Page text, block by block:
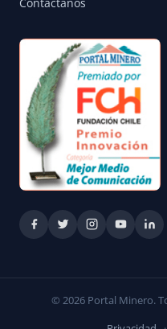
© 2026 Portal Minero.